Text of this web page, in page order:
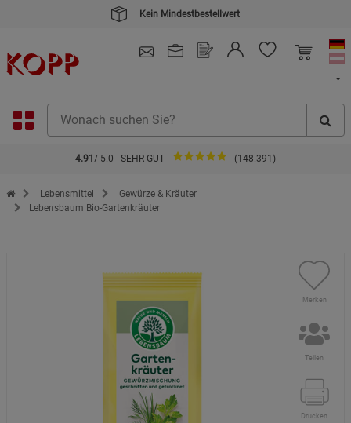
Kein Mindestbestellwert
4.91 / 5.0 - SEHR GUT (148.391)
Zur Startseite des Kopp Verlag Online-Shop
Lebensmittel
Gewürze & Kräuter
Lebensbaum Bio-Gartenkräuter
Merken
Teilen
Drucken